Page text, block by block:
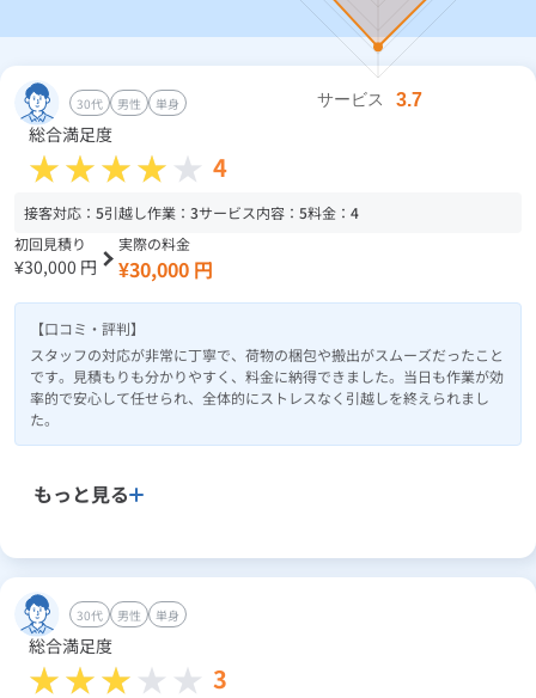
30代 男性 単身
総合満足度
4
接客対応： 5引越し作業： 3サービス内容： 5料金： 4
初回見積り
¥30,000 円
実際の料金
¥30,000 円
【口コミ・評判】
スタッフの対応が非常に丁寧で、荷物の梱包や搬出がスムーズだったこと
です。見積もりも分かりやすく、料金に納得できました。当日も作業が効
率的で安心して任せられ、全体的にストレスなく引越しを終えられまし
た。
もっと見る
30代 男性 単身
総合満足度
3